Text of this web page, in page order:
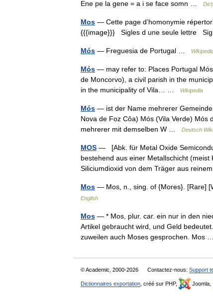
Ene pe la gene = a i se face somn …
Mos — Cette page d’homonymie
{{{image}}} Sigles d une seule lettre
Mós — Freguesia de Portugal …
Mós — may refer to: Places Portugal
de Moncorvo), a civil parish in the
in the municipality of Vila… …
Wikipedia
Mós — ist der Name mehrerer
Nova de Foz Côa) Mós (Vila Verde) Mós
mehrerer mit demselben W …
Deutsch
MOS — [Abk. für Metal Oxide
bestehend aus einer Metallschicht
Siliciumdioxid von dem Träger aus
Mos — Mos, n., sing. of {Mores}. [Rare]
English
Mos — * Mos, plur. car. ein nur in den
Artikel gebraucht wird, und Geld
zuweilen auch Moses gesprochen. Mos
© Academic, 2000-2026 Contactez-nous: Support
Dictionnaires exportation , créé sur PHP, Joomla,